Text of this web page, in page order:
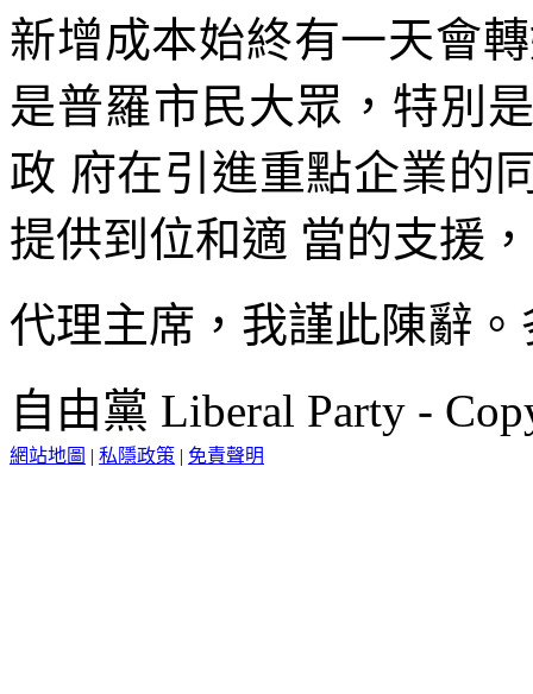
新增成本始終有一天會
是普羅市民大眾，特別
政 府在引進重點企業的
提供到位和適 當的支援
代理主席，我謹此陳辭。
自由黨 Liberal Party -
網站地圖 | 私隱政策 | 免責聲明